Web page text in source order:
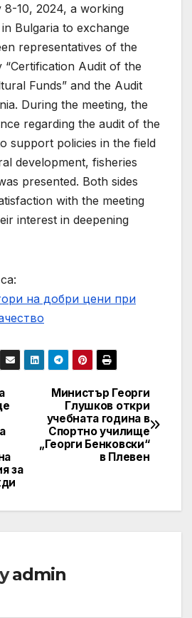
10, 2024, a working
Bulgaria to exchange
representatives of the
“Certification Audit of the
Funds” and the Audit
During the meeting, the
regarding the audit of the
support policies in the field
development, fisheries
presented. Both sides
with the meeting
interest in deepening
на добри цени при
Министър Георги
Глушков откри
учебната година в
Спортно училище
„Георги Бенковски“
в Плевен
за
admin